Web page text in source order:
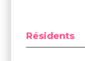
Résidents